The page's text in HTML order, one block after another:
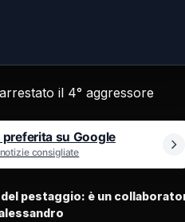
su Google
consigliate
pestaggio: è un